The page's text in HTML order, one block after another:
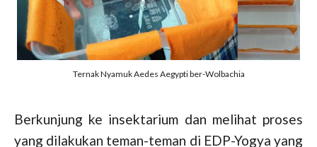
Ternak Nyamuk Aedes Aegypti ber-Wolbachia
Berkunjung ke insektarium dan melihat proses
yang dilakukan teman-teman di EDP-Yogya yang